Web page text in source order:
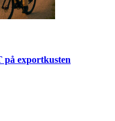
exportkusten